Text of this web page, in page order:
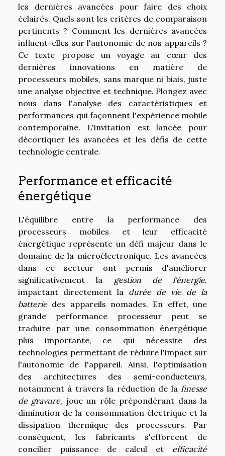
les dernières avancées pour faire des choix
éclairés. Quels sont les critères de comparaison
pertinents ? Comment les dernières avancées
influent-elles sur l'autonomie de nos appareils ?
Ce texte propose un voyage au cœur des
dernières innovations en matière de
processeurs mobiles, sans marque ni biais, juste
une analyse objective et technique. Plongez avec
nous dans l'analyse des caractéristiques et
performances qui façonnent l'expérience mobile
contemporaine. L'invitation est lancée pour
décortiquer les avancées et les défis de cette
technologie centrale.
Performance et efficacité
énergétique
L'équilibre entre la performance des
processeurs mobiles et leur efficacité
énergétique représente un défi majeur dans le
domaine de la microélectronique. Les avancées
dans ce secteur ont permis d'améliorer
significativement la gestion de l'énergie,
impactant directement la durée de vie de la
batteriedes appareils nomades. En effet, une
grande performance processeur peut se
traduire par une consommation énergétique
plus importante, ce qui nécessite des
technologies permettant de réduire l'impact sur
l'autonomie de l'appareil. Ainsi, l'optimisation
des architectures des semi-conducteurs,
notamment à travers la réduction de la finesse
de gravure, joue un rôle prépondérant dans la
diminution de la consommation électrique et la
dissipation thermique des processeurs. Par
conséquent, les fabricants s'efforcent de
concilier puissance de calcul et efficacité